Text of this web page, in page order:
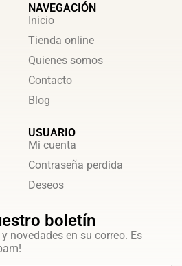
NAVEGACIÓN
Inicio
Tienda online
Quienes somos
Contacto
Blog
USUARIO
Mi cuenta
Contraseña perdida
Deseos
boletín
novedades en su correo. Es